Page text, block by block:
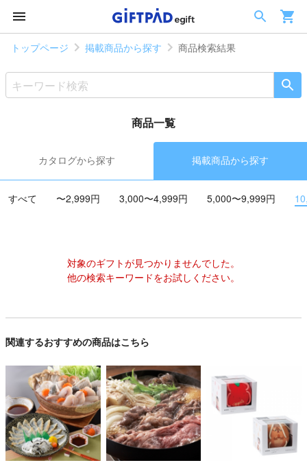
トップページ 掲載商品から探す 商品検索結果
商品一覧
カタログから探す 掲載商品から探す
すべて 〜2,999円 3,000〜4,999円 5,000〜9,999円
対象のギフトが見つかりませんでした。
他の検索キーワードをお試しください。
関連するおすすめの商品はこちら